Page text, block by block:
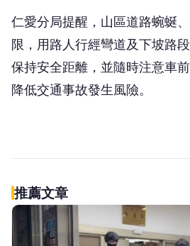
警方指出，目前已完成現場勘
業，後續將調查雙方行車動線
釐清事故責任。
仁愛分局提醒，山區道路蜿蜒
伴侶和妳一
說愛妳！